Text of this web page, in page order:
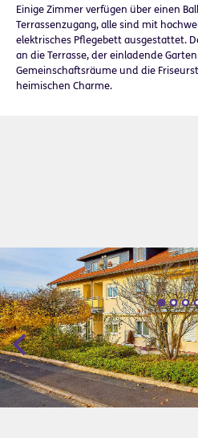
Einige Zimmer verfügen über einen
Terrassenzugang, alle sind mit
elektrisches Pflegebett ausgestattet.
an die Terrasse, der einladende
Gemeinschaftsräume und die
heimischen Charme.
Zurück